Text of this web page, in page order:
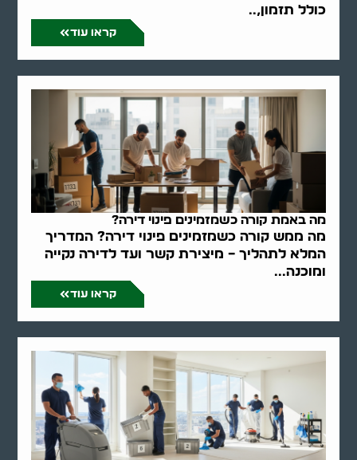
כולל תזמון,..
קראו עוד
מה באמת קורה כשמזמינים פינוי דירה?
מה ממש קורה כשמזמינים פינוי דירה? המדריך
המלא לתהליך – מיצירת קשר ועד לדירה נקייה
ומוכנה...
קראו עוד